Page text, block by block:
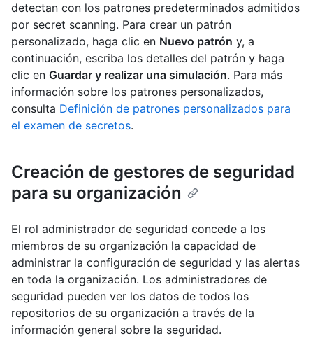
detectan con los patrones predeterminados admitidos
por secret scanning. Para crear un patrón
personalizado, haga clic en Nuevo patrón y, a
continuación, escriba los detalles del patrón y haga
clic en Guardar y realizar una simulación. Para más
información sobre los patrones personalizados,
consulta Definición de patrones personalizados para
el examen de secretos.
Creación de gestores de seguridad
para su organización
El rol administrador de seguridad concede a los
miembros de su organización la capacidad de
administrar la configuración de seguridad y las alertas
en toda la organización. Los administradores de
seguridad pueden ver los datos de todos los
repositorios de su organización a través de la
información general sobre la seguridad.